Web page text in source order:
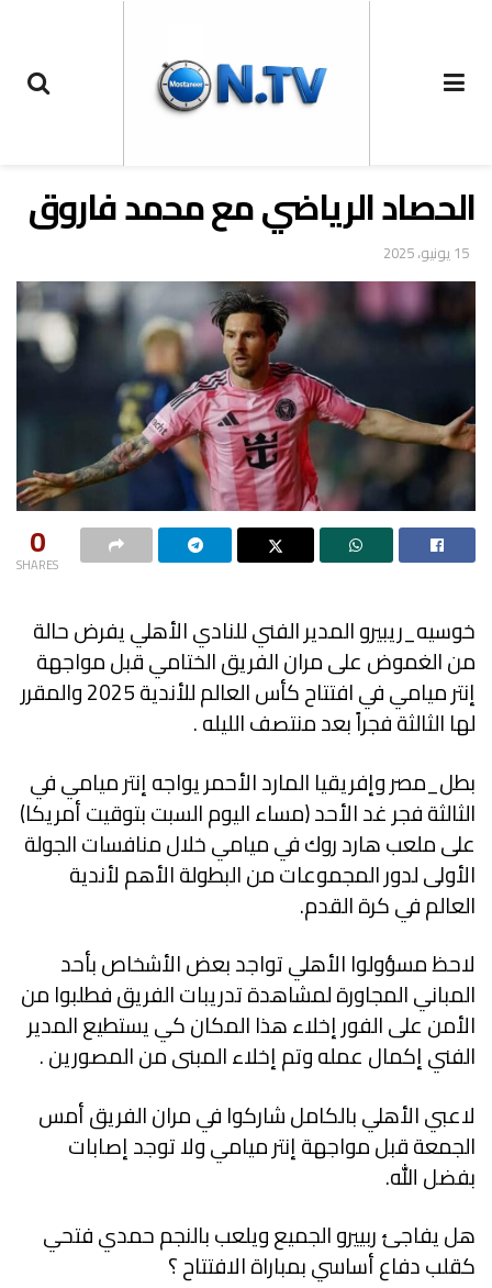
الحصاد الرياضي مع محمد فاروق
15 يونيو، 2025
0
SHARES
خوسيه_ريبيرو المدير الفني للنادي الأهلي يفرض حالة
من الغموض على مران الفريق الختامي قبل مواجهة
إنتر ميامي في افتتاح كأس العالم للأندية 2025 والمقرر
لها الثالثة فجراً بعد منتصف الليله .
بطل_مصر وإفريقيا المارد الأحمر يواجه إنتر ميامي في
الثالثة فجر غد الأحد (مساء اليوم السبت بتوقيت أمريكا)
على ملعب هارد روك في ميامي خلال منافسات الجولة
الأولى لدور المجموعات من البطولة الأهم لأندية
العالم في كرة القدم.
لاحظ مسؤولوا الأهلي تواجد بعض الأشخاص بأحد
المباني المجاورة لمشاهدة تدريبات الفريق فطلبوا من
الأمن على الفور إخلاء هذا المكان كي يستطيع المدير
الفني إكمال عمله وتم إخلاء المبنى من المصورين .
لاعبي الأهلي بالكامل شاركوا في مران الفريق أمس
الجمعة قبل مواجهة إنتر ميامي ولا توجد إصابات
بفضل الله.
هل يفاجئ ربييرو الجميع ويلعب بالنجم حمدي فتحي
كقلب دفاع أساسي بمباراة الافتتاح ؟